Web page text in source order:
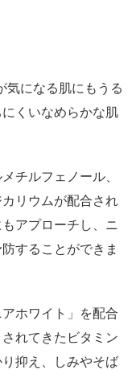
気になる肌にもうる
くいなめらかな肌
チルフェノール、
リウムが配合され
アプローチし、ニ
することができま
ホワイト」を配合
れてきたビタミン
抑え、しみやそば